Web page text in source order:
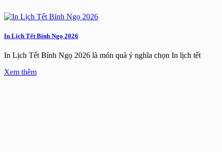
In Lịch Tết Bính Ngọ 2026
In Lịch Tết Bính Ngọ 2026 là món quà ý nghĩa chọn In lịch tết
Xem thêm